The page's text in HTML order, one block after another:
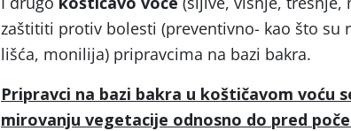
zaštititi protiv bolesti (preventivno- kao što su
lišća, monilija) pripravcima na bazi bakra.
Pripravci na bazi bakra u koštičavom voću
mirovanju vegetacije odnosno do pred